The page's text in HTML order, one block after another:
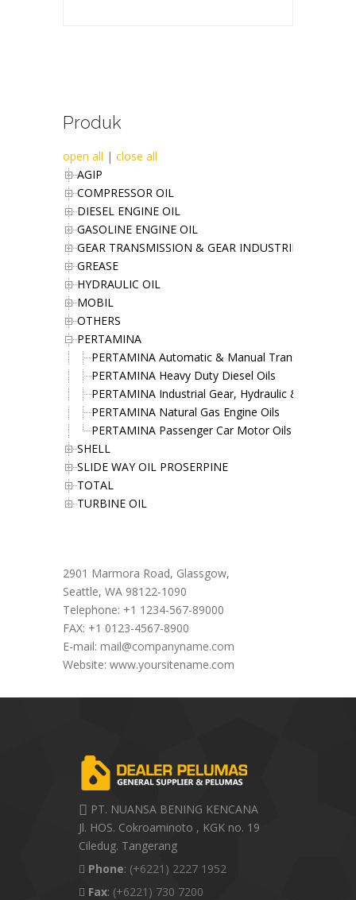
Produk
open all | close all
AGIP
COMPRESSOR OIL
DIESEL ENGINE OIL
GASOLINE ENGINE OIL
GEAR TRANSMISSION & GEAR INDUSTRIES OIL
GREASE
HYDRAULIC OIL
MOBIL
OTHERS
PERTAMINA
PERTAMINA Automatic & Manual Transmission
PERTAMINA Heavy Duty Diesel Oils
PERTAMINA Industrial Gear, Hydraulic & Turbine
PERTAMINA Natural Gas Engine Oils
PERTAMINA Passenger Car Motor Oils
SHELL
SLIDE WAY OIL PROSERPINE
TOTAL
TURBINE OIL
2901 Marmora Road, Glassgow,
Seattle, WA 98122-1090
Telephone: +1 1234-567-89000
FAX: +1 0123-4567-8900
E-mail: mail@companyname.com
Website: www.yoursitename.com
PT. NUANSA BENING KENCANA
Jl. HOS. Cokroaminoto , KGK no. 19
Ciledug. Tangerang
Phone: (+6221) 2227 1952
Fax: (+6221) 730 7200